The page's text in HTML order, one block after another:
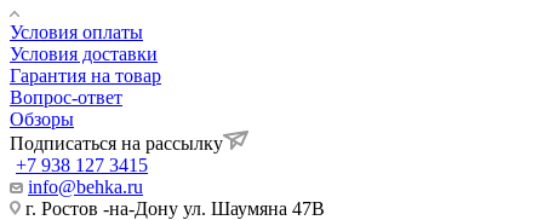
Условия оплаты
Условия доставки
Гарантия на товар
Вопрос-ответ
Обзоры
Подписаться на рассылку
+7 938 127 3415
info@behka.ru
г. Ростов -на-Дону ул. Шаумяна 47В